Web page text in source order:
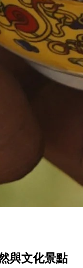
與文化景點